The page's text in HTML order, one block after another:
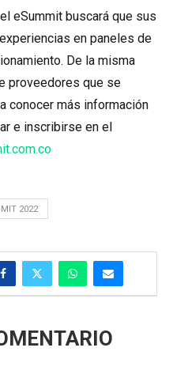
eSummit buscará que sus
en paneles de
De la misma
proveedores que se
conocer más información
e inscribirse en el
2022